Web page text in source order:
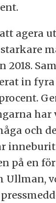
agera
2018.
in
har
och
på en
Ullman,